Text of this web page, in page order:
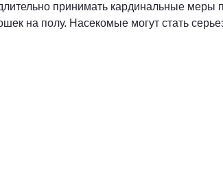
принимать кардинальные
на полу. Насекомые могут стать